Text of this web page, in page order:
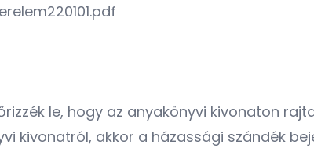
le, hogy az anyakönyvi kivonaton
kivonatról, akkor a házassági szándék